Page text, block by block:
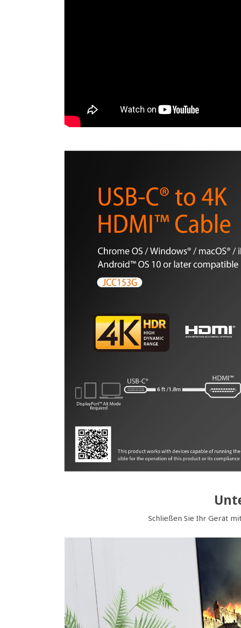
Schließen Sie Ihr Gerät